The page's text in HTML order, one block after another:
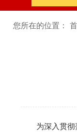
您所在的位置：
为深入贯